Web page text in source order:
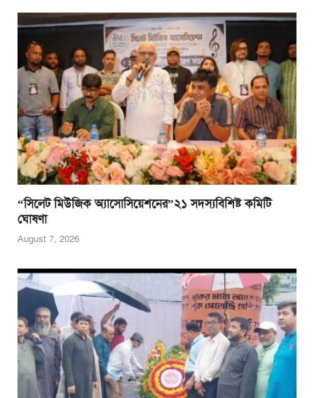
“সিলেট মিউজিক অ্যাসোসিয়েশনের”২১ সদস্যবিশিষ্ট কমিটি
ঘোষণা
August 7, 2026